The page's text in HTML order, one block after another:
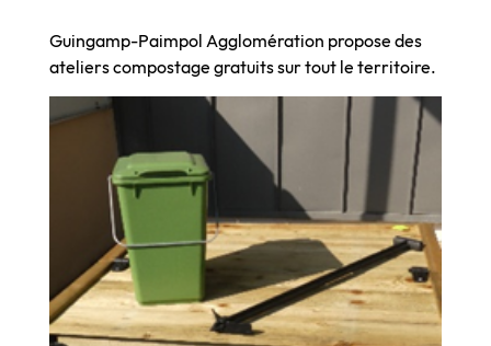
Guingamp-Paimpol Agglomération propose des
ateliers compostage gratuits sur tout le territoire.